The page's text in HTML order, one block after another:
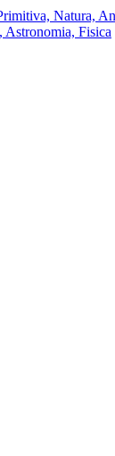
Natura,
Astronomia, Fisica